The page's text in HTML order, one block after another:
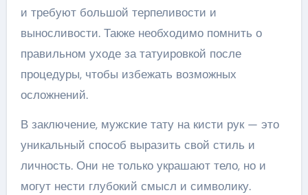
и требуют большой терпеливости и
выносливости. Также необходимо помнить о
правильном уходе за татуировкой после
процедуры, чтобы избежать возможных
осложнений.
В заключение, мужские тату на кисти рук — это
уникальный способ выразить свой стиль и
личность. Они не только украшают тело, но и
могут нести глубокий смысл и символику.